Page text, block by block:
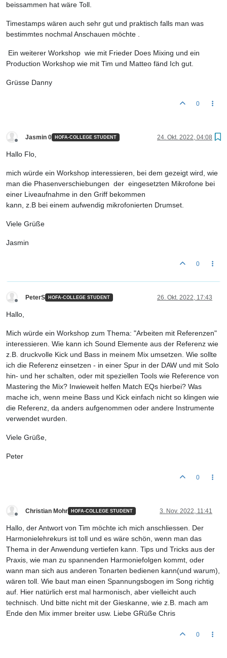
beissammen hat wäre Toll.
Timestamps wären auch sehr gut und praktisch falls man was
bestimmtes nochmal Anschauen möchte .
Ein weiterer Workshop wie mit Frieder Does Mixing und ein
Production Workshop wie mit Tim und Matteo fänd Ich gut.
Grüsse Danny
0
Jasmin 0 HOFA-COLLEGE STUDENT 24. Okt. 2022, 04:08
Hallo Flo,
mich würde ein Workshop interessieren, bei dem gezeigt wird, wie
man die Phasenverschiebungen der eingesetzten Mikrofone bei
einer Liveaufnahme in den Griff bekommen
kann, z.B bei einem aufwendig mikrofonierten Drumset.
Viele Grüße
Jasmin
0
PeterS HOFA-COLLEGE STUDENT 26. Okt. 2022, 17:43
Hallo,
Mich würde ein Workshop zum Thema: "Arbeiten mit Referenzen"
interessieren. Wie kann ich Sound Elemente aus der Referenz wie
z.B. druckvolle Kick und Bass in meinem Mix umsetzen. Wie sollte
ich die Referenz einsetzen - in einer Spur in der DAW und mit Solo
hin- und her schalten, oder mit speziellen Tools wie Reference von
Mastering the Mix? Inwieweit helfen Match EQs hierbei? Was
mache ich, wenn meine Bass und Kick einfach nicht so klingen wie
die Referenz, da anders aufgenommen oder andere Instrumente
verwendet wurden.
Viele Grüße,
Peter
0
Christian Mohr HOFA-COLLEGE STUDENT 3. Nov. 2022, 11:41
Hallo, der Antwort von Tim möchte ich mich anschliessen. Der
Harmonielehrekurs ist toll und es wäre schön, wenn man das
Thema in der Anwendung vertiefen kann. Tips und Tricks aus der
Praxis, wie man zu spannenden Harmoniefolgen kommt, oder
wann man sich aus anderen Tonarten bedienen kann(und warum),
wären toll. Wie baut man einen Spannungsbogen im Song richtig
auf. Hier natürlich erst mal harmonisch, aber vielleicht auch
technisch. Und bitte nicht mit der Gieskanne, wie z.B. mach am
Ende den Mix immer breiter usw. Liebe GRüße Chris
0